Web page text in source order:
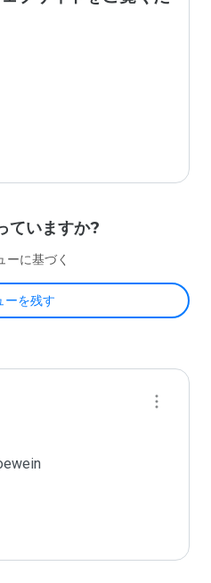
ていますか?
ーに基づく
ーを残す